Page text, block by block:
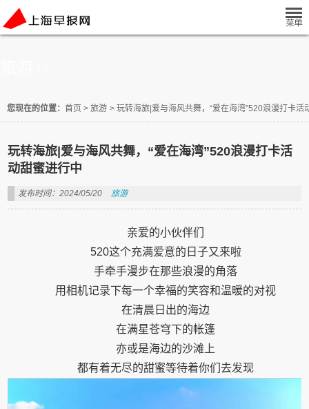
您现在的位置： 首页 > 旅游 > 玩转海旅|爱与海风共舞，“爱在海湾”520浪漫打卡活
玩转海旅|爱与海风共舞，“爱在海湾”520浪漫打卡活
动甜蜜进行中
发布时间：2024/05/20 旅游
亲爱的小伙伴们
520这个充满爱意的日子又来啦
手牵手漫步在那些浪漫的角落
用相机记录下每一个幸福的笑容和温暖的对视
在清晨日出的海边
在满星苍穹下的帐篷
亦或是海边的沙滩上
都有着无尽的甜蜜等待着你们去发现